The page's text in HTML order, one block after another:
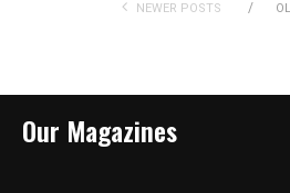
NEWER POSTS
Our Magazines